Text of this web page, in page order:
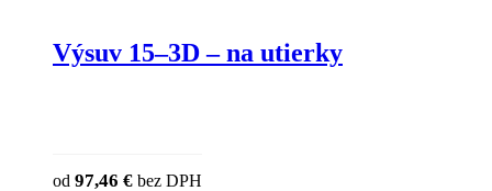
Výsuv 15–3D – na utierky
od 97,46 € bez DPH